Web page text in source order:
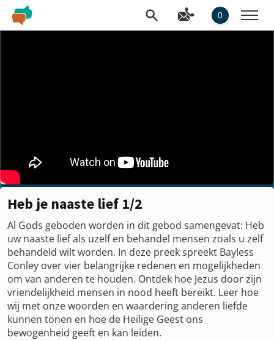
0
Heb je naaste lief 1/2
Al Gods geboden worden in dit gebod samengevat: Heb
uw naaste lief als uzelf en behandel mensen zoals u zelf
behandeld wilt worden. In deze preek spreekt Bayless
Conley over vier belangrijke redenen en mogelijkheden
om van anderen te houden. Ontdek hoe Jezus door zijn
vriendelijkheid mensen in nood heeft bereikt. Leer hoe
wij met onze woorden en waardering anderen liefde
kunnen tonen en hoe de Heilige Geest ons
bewogenheid geeft en kan leiden.